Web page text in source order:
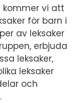
kommer vi att
för barn i
av leksaker
erbjuda
leksaker,
leksaker
och